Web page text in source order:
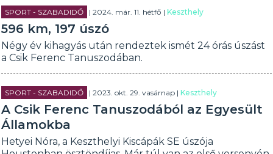
SPORT - SZABADIDŐ | 2024. már. 11. hétfő |Keszthely
596 km, 197 úszó
Négy év kihagyás után rendeztek ismét 24 órás úszást
a Csik Ferenc Tanuszodában.
SPORT - SZABADIDŐ | 2023. okt. 29. vasárnap |Keszthely
A Csik Ferenc Tanuszodából az Egyesült
Államokba
Hetyei Nóra, a Keszthelyi Kiscápák SE úszója